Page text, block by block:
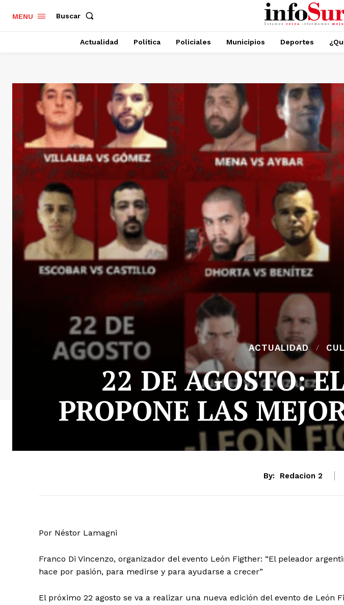
MENU Buscar
Actualidad Política Policiales Municipios Deportes
ACTUALIDAD
22 DE AGOSTO:
PROPONE LAS
By: Redacion 2
Por Néstor Lamagni
Franco Di Vincenzo, organizador del evento León Figther: “El peleador
hace por pasión, para medirse y para ayudarse a crecer”
El próximo 22 agosto se va a realizar una nueva edición del evento de León